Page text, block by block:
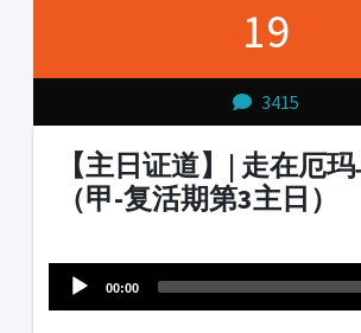
19
3415
【主日证道】| 走在厄
（甲-复活期第3主日）
Player
00:00